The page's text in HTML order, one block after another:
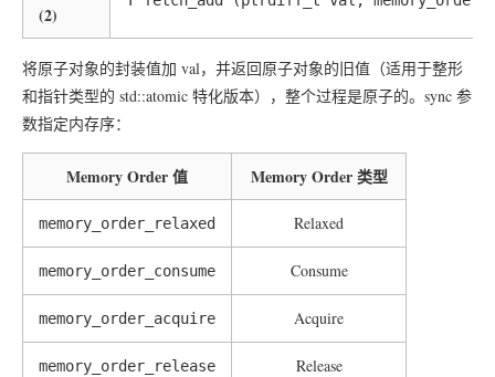
(2)
将原子对象的封装值加 val，并返回原子对象的旧值（适用于整形
和指针类型的 std::atomic 特化版本），整个过程是原子的。sync 参
数指定内存序：
Memory Order 值 Memory Order 类型
memory_order_relaxed Relaxed
memory_order_consume Consume
memory_order_acquire Acquire
memory_order_release Release